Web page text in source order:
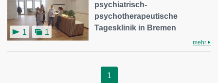
1 1
psychiatrisch-
psychotherapeutische
Tagesklinik in Bremen
mehr
1